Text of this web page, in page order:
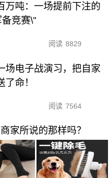
万吨：一场提前下注的
竞赛\"
阅读 8829
场电子战演习，把自家
了命！
阅读 7564
家所说的那样吗？